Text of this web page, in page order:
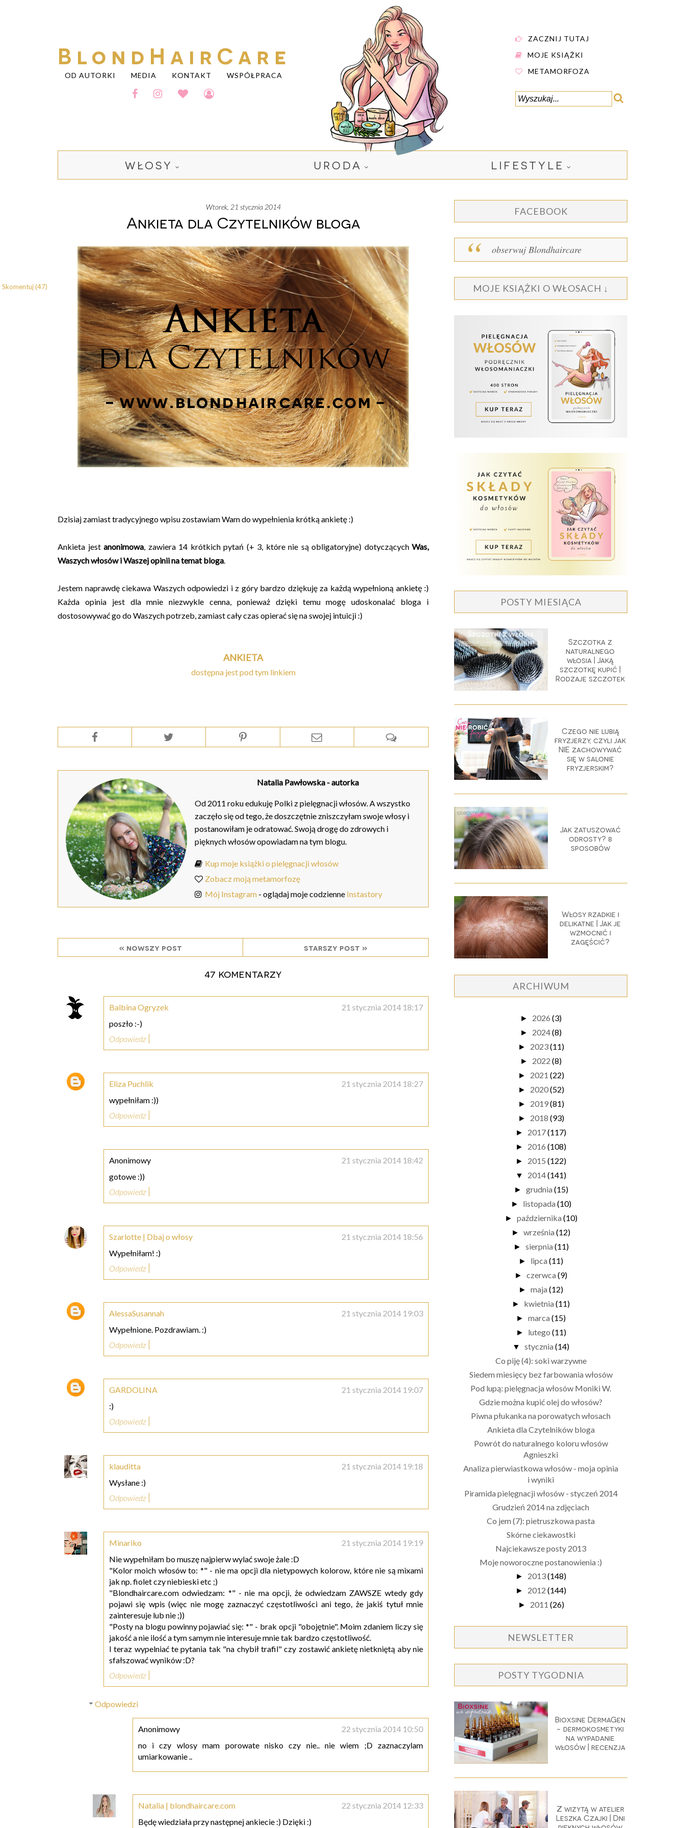
BlondHairCare
OD AUTORKI MEDIA KONTAKT WSPÓŁPRACA
ZACZNIJ TUTAJ
MOJE KSIĄŻKI
METAMORFOZA
WŁOSY URODA LIFESTYLE
wtorek, 21 stycznia 2014
Ankieta dla Czytelników bloga
Dzisiaj zamiast tradycyjnego wpisu zostawiam Wam do wypełnienia krótką ankietę :)
Ankieta jest anonimowa, zawiera 14 krótkich pytań (+ 3, które nie są obligatoryjne) dotyczących Was,
Waszych włosów i Waszej opinii na temat bloga.
Jestem naprawdę ciekawa Waszych odpowiedzi i z góry bardzo dziękuję za każdą wypełnioną ankietę :)
Każda opinia jest dla mnie niezwykle cenna, ponieważ dzięki temu mogę udoskonalać bloga i
dostosowywać go do Waszych potrzeb, zamiast cały czas opierać się na swojej intuicji :)
ANKIETA
dostępna jest pod tym linkiem
Skomentuj (47)
Natalia Pawłowska- autorka
Od 2011 roku edukuję Polki z pielęgnacji włosów. A wszystko
zaczęło się od tego, że doszczętnie zniszczyłam swoje włosy i
postanowiłam je odratować. Swoją drogę do zdrowych i
pięknych włosów opowiadam na tym blogu.
Kup moje książki o pielęgnacji włosów
Zobacz moją metamorfozę
Mój Instagram - oglądaj moje codzienne Instastory
« nowszy post starszy post »
47 komentarzy
Balbina Ogryzek
21 stycznia 2014 18:17
poszło :-)
Odpowiedz
Eliza Puchlik
21 stycznia 2014 18:27
wypełniłam :))
Odpowiedz
Anonimowy
21 stycznia 2014 18:42
gotowe :))
Odpowiedz
Szarlotte | Dbaj o włosy
21 stycznia 2014 18:56
Wypełniłam! :)
Odpowiedz
AlessaSusannah
21 stycznia 2014 19:03
Wypełnione. Pozdrawiam. :)
Odpowiedz
GARDOLINA
21 stycznia 2014 19:07
:)
Odpowiedz
klauditta
21 stycznia 2014 19:18
Wysłane :)
Odpowiedz
Minariko
21 stycznia 2014 19:19
Nie wypełniłam bo muszę najpierw wylać swoje żale :D
"Kolor moich włosów to: *" - nie ma opcji dla nietypowych kolorow, które nie są mixami
jak np. fiolet czy niebieski etc ;)
"Blondhaircare.com odwiedzam: *" - nie ma opcji, że odwiedzam ZAWSZE wtedy gdy
pojawi się wpis (więc nie mogę zaznaczyć częstotliwości ani tego, że jakiś tytuł mnie
zainteresuje lub nie ;))
"Posty na blogu powinny pojawiać się: *" - brak opcji "obojętnie". Moim zdaniem liczy się
jakość a nie ilość a tym samym nie interesuje mnie tak bardzo częstotliwość.
I teraz wypelniać te pytania tak "na chybił trafil" czy zostawić ankietę nietkniętą aby nie
sfałszować wyników :D?
Odpowiedz
Odpowiedzi
Anonimowy
22 stycznia 2014 10:50
no i czy wlosy mam porowate nisko czy nie.. nie wiem ;D zaznaczylam
umiarkowanie ..
Natalia | blondhaircare.com
22 stycznia 2014 12:33
Będę wiedziała przy następnej ankiecie :) Dzięki :)
FACEBOOK
obserwuj Blondhaircare
MOJE KSIĄŻKI O WŁOSACH ↓
POSTY MIESIĄCA
Szczotka z
naturalnego
włosia | Jaką
szczotkę kupić |
Rodzaje szczotek
Czego nie lubią
fryzjerzy, czyli jak
NIE zachowywać
się w salonie
fryzjerskim?
Jak zatuszować
odrosty? 8
sposobów
Włosy rzadkie i
delikatne | Jak je
wzmocnić i
zagęścić?
ARCHIWUM
► 2026 (3)
► 2024(8)
► 2023(11)
► 2022 (8)
► 2021 (22)
► 2020(52)
► 2019(81)
► 2018 (93)
► 2017(117)
► 2016 (108)
► 2015 (122)
▼ 2014(141)
► grudnia (15)
► listopada (10)
► października (10)
► września (12)
► sierpnia (11)
► lipca (11)
► czerwca (9)
► maja (12)
► kwietnia (11)
► marca (15)
► lutego (11)
▼ stycznia (14)
Co piję (4): soki warzywne
Siedem miesięcy bez farbowania włosów
Pod lupą: pielęgnacja włosów Moniki W.
Gdzie można kupić olej do włosów?
Piwna płukanka na porowatych włosach
Ankieta dla Czytelników bloga
Powrót do naturalnego koloru włosów
Agnieszki
Analiza pierwiastkowa włosów - moja opinia
i wyniki
Piramida pielęgnacji włosów - styczeń 2014
Grudzień 2014 na zdjęciach
Co jem (7): pietruszkowa pasta
Skórne ciekawostki
Najciekawsze posty 2013
Moje noworoczne postanowienia :)
► 2013(148)
► 2012 (144)
► 2011 (26)
NEWSLETTER
POSTY TYGODNIA
Bioxsine DermaGen
- dermokosmetyki
na wypadanie
włosów | recenzja
Z wizytą w atelier
Leszka Czajki | Dni